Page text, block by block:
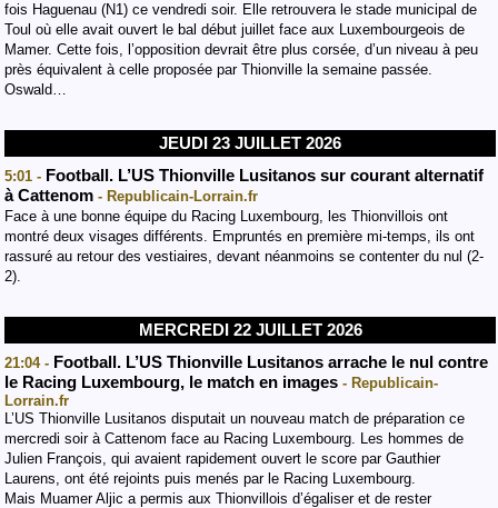
fois Haguenau (N1) ce vendredi soir. Elle retrouvera le stade municipal de
Toul où elle avait ouvert le bal début juillet face aux Luxembourgeois de
Mamer. Cette fois, l’opposition devrait être plus corsée, d’un niveau à peu
près équivalent à celle proposée par Thionville la semaine passée.
Oswald…
JEUDI 23 JUILLET 2026
5:01 - Football. L’US Thionville Lusitanos sur courant alternatif
à Cattenom - Republicain-Lorrain.fr
Face à une bonne équipe du Racing Luxembourg, les Thionvillois ont
montré deux visages différents. Empruntés en première mi-temps, ils ont
rassuré au retour des vestiaires, devant néanmoins se contenter du nul (2-
2).
MERCREDI 22 JUILLET 2026
21:04 - Football. L’US Thionville Lusitanos arrache le nul contre
le Racing Luxembourg, le match en images - Republicain-
Lorrain.fr
L’US Thionville Lusitanos disputait un nouveau match de préparation ce
mercredi soir à Cattenom face au Racing Luxembourg. Les hommes de
Julien François, qui avaient rapidement ouvert le score par Gauthier
Laurens, ont été rejoints puis menés par le Racing Luxembourg.
Mais Muamer Aljic a permis aux Thionvillois d’égaliser et de rester